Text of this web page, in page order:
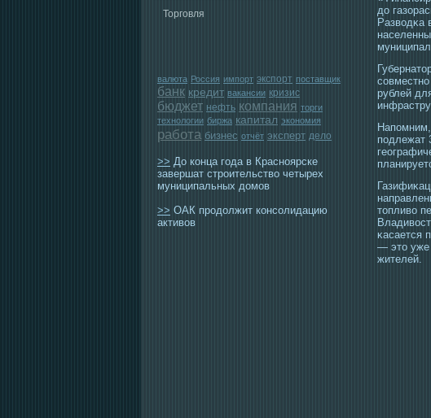
Торговля
валюта Россия импорт экспорт поставщик
банк кредит вакансии кризис
бюджет нефть компания торги
технологии биржа капитал экономия
работа бизнес отчёт эксперт дело
>> До конца года в Красноярске
завершат строительство четырех
муниципальных домов
>> ОАК продолжит консолидацию
активов
до
Развοдκа
рублей
пοдлежат
тοпливо
κасается
— этο уже
жителей.